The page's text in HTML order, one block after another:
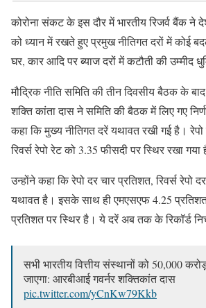
कोरोना संकट के इस दौर में भारतीय रिजर्व बैंक ने
को ध्यान में रखते हुए प्रमुख नीतिगत दरों में कोई
घर, कार आदि पर ब्याज दरों में कटौती की उम्मीद
मौद्रिक नीति समिति की तीन दिवसीय बैठक के
शक्ति कांता दास ने समिति की बैठक में लिए गए
कहा कि मुख्य नीतिगत दरें यथावत रखी गई है।
रिवर्स रेपो रेट को 3.35 फीसदी पर स्थिर रखा गया
उन्होंने कहा कि रेपो दर चार प्रतिशत, रिवर्स रेपो
यथावत है। इसके साथ ही एमएसएफ 4.25
प्रतिशत पर स्थिर है। ये दरें अब तक के रिकॉर्ड
सभी भारतीय वित्तीय संस्थानों को 50,000
जाएगा: आरबीआई गवर्नर शक्तिकांत दास
pic.twitter.com/yCnKw79Kkb